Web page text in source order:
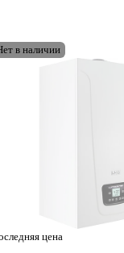
в наличии
цена